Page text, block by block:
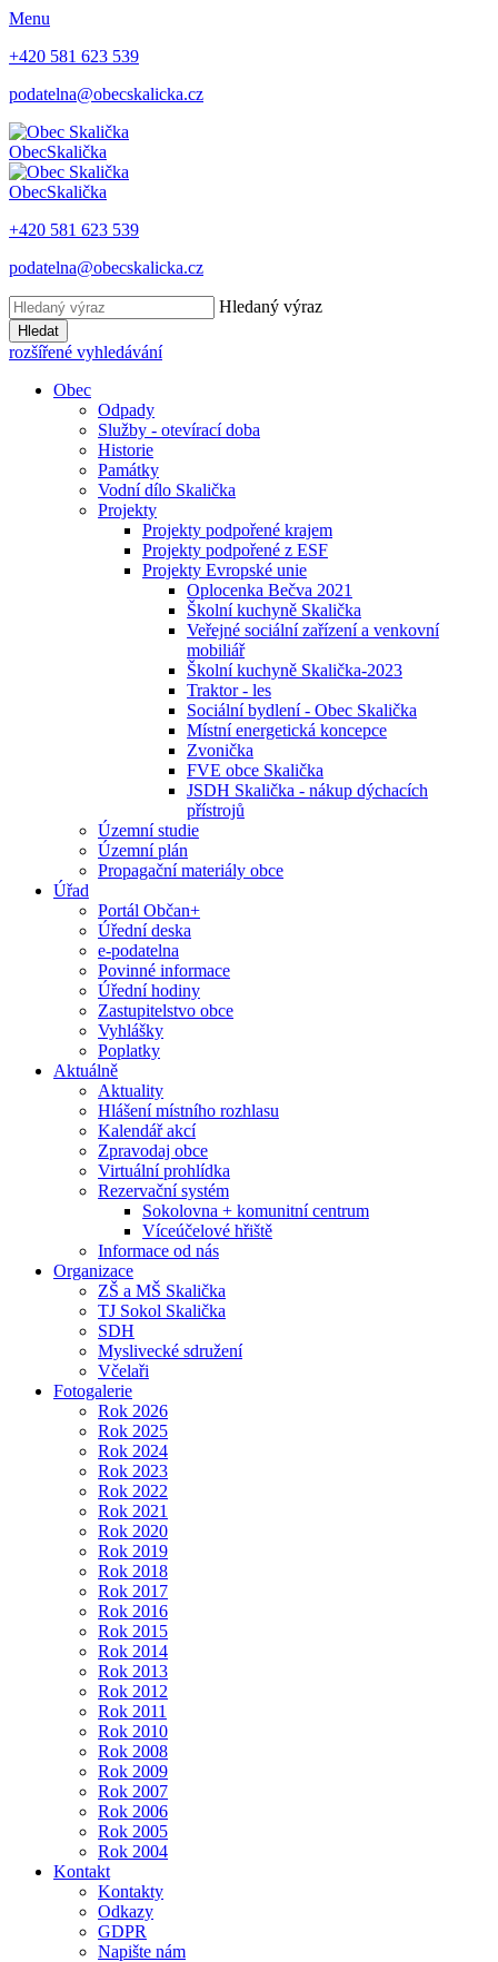
Menu
+420 581 623 539
podatelna@obecskalicka.cz
ObecSkalička
ObecSkalička
+420 581 623 539
podatelna@obecskalicka.cz
Hledaný výraz
Hledat
rozšířené vyhledávání
Obec
Odpady
Služby - otevírací doba
Historie
Památky
Vodní dílo Skalička
Projekty
Projekty podpořené krajem
Projekty podpořené z ESF
Projekty Evropské unie
Oplocenka Bečva 2021
Školní kuchyně Skalička
Veřejné sociální zařízení a venkovní
mobiliář
Školní kuchyně Skalička-2023
Traktor - les
Sociální bydlení - Obec Skalička
Místní energetická koncepce
Zvonička
FVE obce Skalička
JSDH Skalička - nákup dýchacích
přístrojů
Územní studie
Územní plán
Propagační materiály obce
Úřad
Portál Občan+
Úřední deska
e-podatelna
Povinné informace
Úřední hodiny
Zastupitelstvo obce
Vyhlášky
Poplatky
Aktuálně
Aktuality
Hlášení místního rozhlasu
Kalendář akcí
Zpravodaj obce
Virtuální prohlídka
Rezervační systém
Sokolovna + komunitní centrum
Víceúčelové hřiště
Informace od nás
Organizace
ZŠ a MŠ Skalička
TJ Sokol Skalička
SDH
Myslivecké sdružení
Včelaři
Fotogalerie
Rok 2026
Rok 2025
Rok 2024
Rok 2023
Rok 2022
Rok 2021
Rok 2020
Rok 2019
Rok 2018
Rok 2017
Rok 2016
Rok 2015
Rok 2014
Rok 2013
Rok 2012
Rok 2011
Rok 2010
Rok 2008
Rok 2009
Rok 2007
Rok 2006
Rok 2005
Rok 2004
Kontakt
Kontakty
Odkazy
GDPR
Napište nám